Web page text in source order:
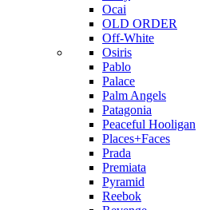
Ocai
OLD ORDER
Off-White
Osiris
Pablo
Palace
Palm Angels
Patagonia
Peaceful Hooligan
Places+Faces
Prada
Premiata
Pyramid
Reebok